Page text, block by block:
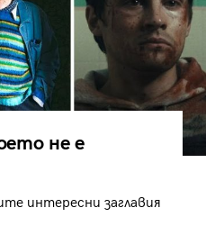
не е
интересни заглавия